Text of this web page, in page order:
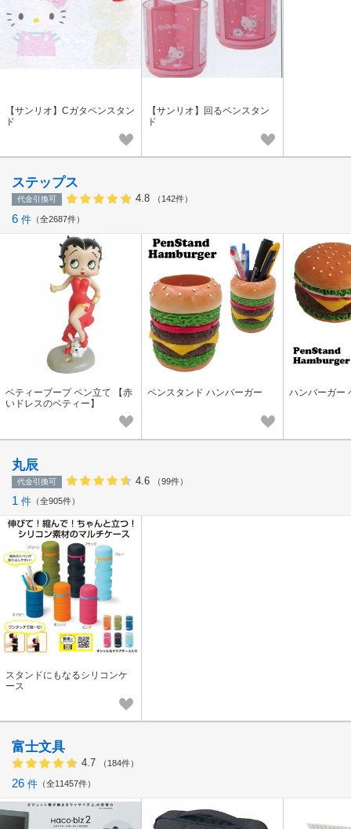
【サンリオ】Cガタペンスタン
ド
【サンリオ】回るペンスタン
ド
ステップス
代金引換可 4.8 （142件）
6 件 全2687件
ベティーブープ ペン立て 【赤
いドレスのベティー】
ペンスタンド ハンバーガー ハンバーガー
丸辰
代金引換可 4.6 （99件）
1 件 全905件
スタンドにもなるシリコンケ
ース
富士文具
4.7 （184件）
26 件 全11457件